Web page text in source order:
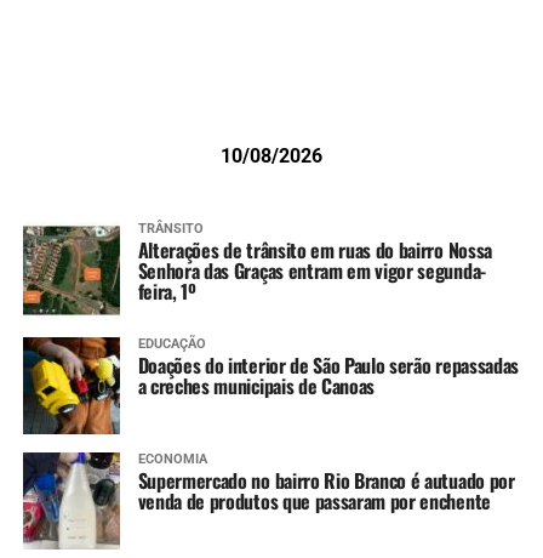
10/08/2026
TRÂNSITO
Alterações de trânsito em ruas do bairro Nossa
Senhora das Graças entram em vigor segunda-
feira, 1º
EDUCAÇÃO
Doações do interior de São Paulo serão repassadas
a creches municipais de Canoas
ECONOMIA
Supermercado no bairro Rio Branco é autuado por
venda de produtos que passaram por enchente